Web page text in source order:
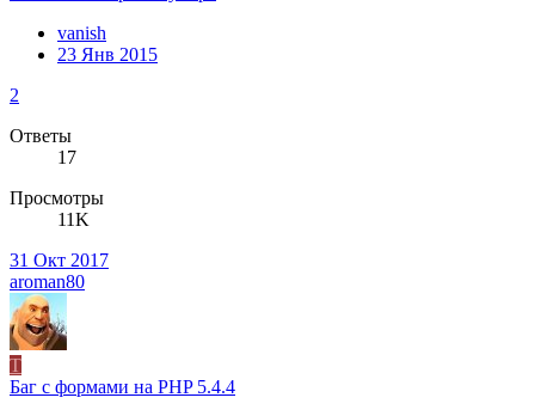
vanish
23 Янв 2015
2
Ответы
17
Просмотры
11K
31 Окт 2017
aroman80
T
Баг с формами на PHP 5.4.4